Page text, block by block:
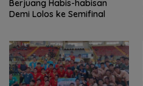
Berjuang Habis-habisan
Demi Lolos ke Semifinal